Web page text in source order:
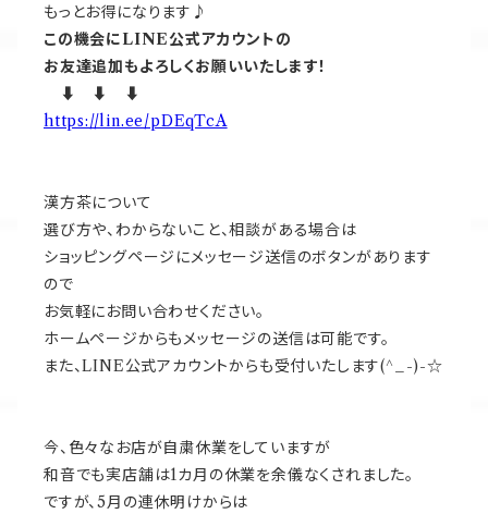
もっとお得になります♪
この機会にLINE公式アカウントの
お友達追加もよろしくお願いいたします！
⬇ ⬇ ⬇
https://lin.ee/pDEqTcA
漢方茶について
選び方や、わからないこと、相談がある場合は
ショッピングページにメッセージ送信のボタンがあります
ので
お気軽にお問い合わせください。
ホームページからもメッセージの送信は可能です。
また、LINE公式アカウントからも受付いたします(^_-)-☆
今、色々なお店が自粛休業をしていますが
和音でも実店舗は1カ月の休業を余儀なくされました。
ですが、5月の連休明けからは